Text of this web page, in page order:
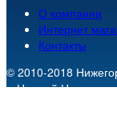
О компании
Интернет
Контакты
© 2010-2018
г. Нижний Новгород,